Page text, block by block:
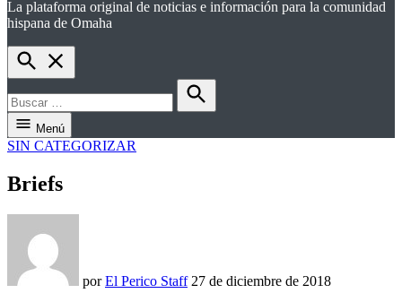
el perico
La plataforma original de noticias e información para la comunidad
hispana de Omaha
Open
Search
Buscar
Menú
PUBLICADO
SIN CATEGORIZAR
Briefs
por El Perico Staff 27 de diciembre de 2018